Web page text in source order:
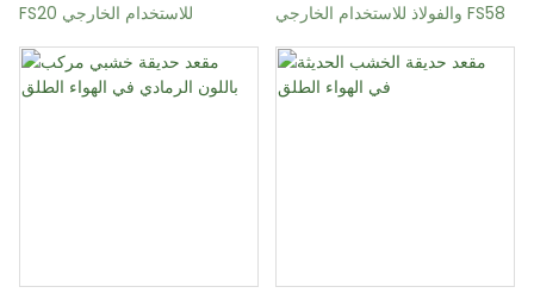
FS20 للاستخدام الخارجي
والفولاذ للاستخدام الخارجي FS58